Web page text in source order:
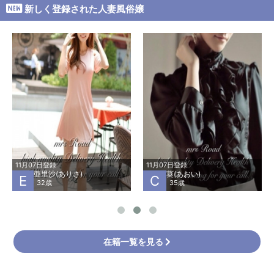
新しく登録された人妻風俗嬢
11月07日登録
E 亜里沙(ありさ)
32歳
11月07日登録
C 葵(あおい)
35歳
在籍一覧を見る